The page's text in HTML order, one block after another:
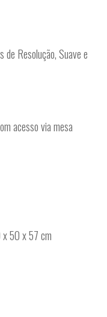
Resolução, Suave e
acesso via mesa
x 50 x 57 cm